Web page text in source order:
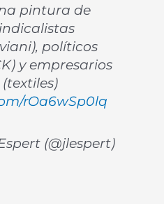
pintura de
políticos
y empresarios
rOa6wSp0lq
(@jlespert)